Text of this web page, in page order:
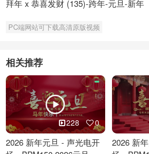
拜年 x 恭喜发财 (135)-跨年-元旦-新年
PC端网站可下载高清原版视频
相关推荐
228 0
2026 新年元旦 - 声光电开
2026 新